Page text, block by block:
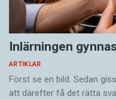
svenskar och
medan danskarna
Ty vi svenskar,
utan möda och
fördjupa och
forskning har gjorts
kyrkohistorikern
Stig Örjan Ohlsson.
Inlärningen
ARTIKLAR
Först se en bild. Sedan
att därefter få det rätta